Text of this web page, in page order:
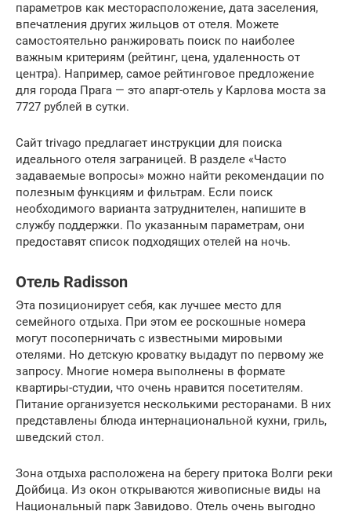
параметров как месторасположение, дата заселения,
впечатления других жильцов от отеля. Можете
самостоятельно ранжировать поиск по наиболее
важным критериям (рейтинг, цена, удаленность от
центра). Например, самое рейтинговое предложение
для города Прага — это апарт-отель у Карлова моста за
7727 рублей в сутки.
Сайт trivago предлагает инструкции для поиска
идеального отеля заграницей. В разделе «Часто
задаваемые вопросы» можно найти рекомендации по
полезным функциям и фильтрам. Если поиск
необходимого варианта затруднителен, напишите в
службу поддержки. По указанным параметрам, они
предоставят список подходящих отелей на ночь.
Отель Radisson
Эта позиционирует себя, как лучшее место для
семейного отдыха. При этом ее роскошные номера
могут посоперничать с известными мировыми
отелями. Но детскую кроватку выдадут по первому же
запросу. Многие номера выполнены в формате
квартиры-студии, что очень нравится посетителям.
Питание организуется несколькими ресторанами. В них
представлены блюда интернациональной кухни, гриль,
шведский стол.
Зона отдыха расположена на берегу притока Волги реки
Дойбица. Из окон открываются живописные виды на
Национальный парк Завидово. Отель очень выгодно